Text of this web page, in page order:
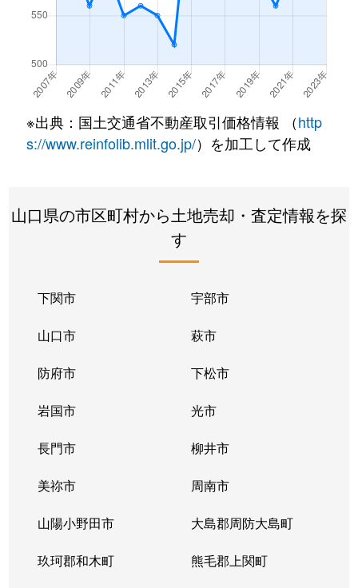
大字東高泊
1,200万円
日の出
900万円 小野田 徒歩10分
※出典：国土交通省不動産取引価格情報 （http
s://www.reinfolib.mlit.go.jp/）を加工して作成
山口県の市区町村から土地売却・査定情報を探
す
下関市 宇部市
山口市 萩市
防府市 下松市
岩国市 光市
長門市 柳井市
美祢市 周南市
山陽小野田市 大島郡周防大島町
玖珂郡和木町 熊毛郡上関町